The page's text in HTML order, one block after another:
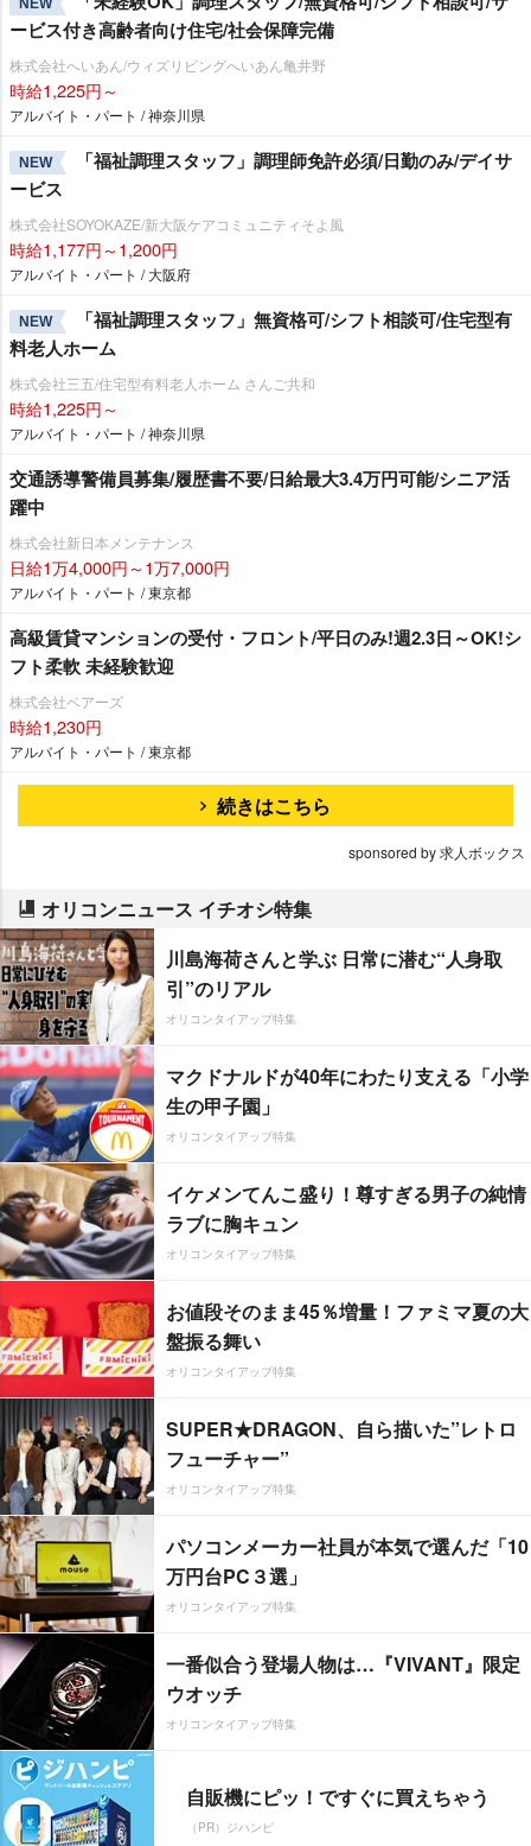
NEW
ービス付き高齢者向け住宅/社会保障完備
株式会社へいあん/ウィズリビングへいあん亀井野
時給1,225円～
アルバイト・パート / 神奈川県
NEW
「福祉調理スタッフ」調理師免許必須/日勤のみ/デイサ
ービス
株式会社SOYOKAZE/新大阪ケアコミュニティそよ風
時給1,177円～1,200円
アルバイト・パート / 大阪府
NEW
「福祉調理スタッフ」無資格可/シフト相談可/住宅型有
料老人ホーム
株式会社三五/住宅型有料老人ホーム さんご共和
時給1,225円～
アルバイト・パート / 神奈川県
交通誘導警備員募集/履歴書不要/日給最大3.4万円可能/シニア活
躍中
株式会社新日本メンテナンス
日給1万4,000円～1万7,000円
アルバイト・パート / 東京都
高級賃貸マンションの受付・フロント/平日のみ!週2.3日～OK!シ
フト柔軟 未経験歓迎
株式会社ベアーズ
時給1,230円
アルバイト・パート / 東京都
続きはこちら
sponsored by 求人ボックス
オリコンニュース イチオシ特集
川島海荷さんと学ぶ 日常に潜む“人身取
引”のリアル
オリコンタイアップ特集
マクドナルドが40年にわたり支える「小学
生の甲子園」
オリコンタイアップ特集
イケメンてんこ盛り！尊すぎる男子の純情
ラブに胸キュン
オリコンタイアップ特集
お値段そのまま45％増量！ファミマ夏の大
盤振る舞い
オリコンタイアップ特集
SUPER★DRAGON、自ら描いた”レトロ
フューチャー”
オリコンタイアップ特集
パソコンメーカー社員が本気で選んだ「10
万円台PC３選」
オリコンタイアップ特集
一番似合う登場人物は…『VIVANT』限定
ウオッチ
オリコンタイアップ特集
自販機にピッ！ですぐに買えちゃう
（PR）ジハンピ